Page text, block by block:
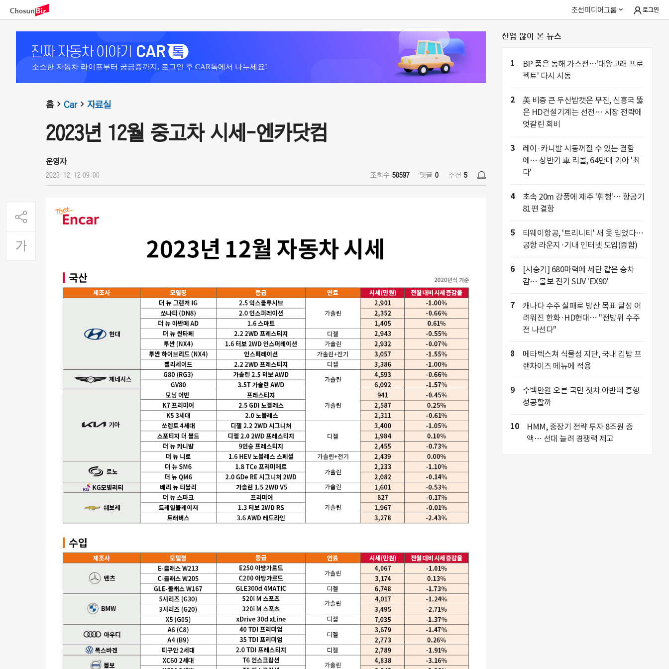
조선미디어그룹 로그인
소소한 자동차 라이프부터 궁금증까지, 로그인 후 CAR톡에서 나누세요!
홈 Car 자료실
2023년 12월 중고차 시세-엔카닷컴
운영자
2023-12-12 09:00 조회수 50597 댓글 0 추천 5
산업 많이 본 뉴스